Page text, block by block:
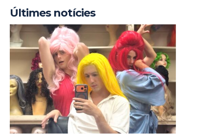
Últimes notícies